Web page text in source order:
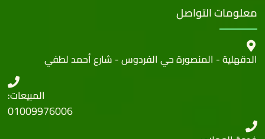
معلومات التواصل
الدقهلية - المنصورة حي الفردوس - شارع أحمد لطفي
المبيعات:
01009976006